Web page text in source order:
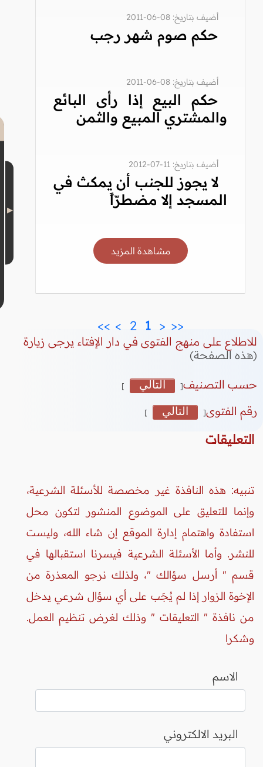
أضيف بتاريخ: 08-06-2011
حكم صوم شهر رجب
أضيف بتاريخ: 08-06-2011
حكم البيع إذا رأى البائع
والمشتري المبيع والثمن
أضيف بتاريخ: 11-07-2012
لا يجوز للجنب أن يمكث في
المسجد إلا مضطرّاً
مشاهدة المزيد
<<
<
1
2
>
>>
للاطلاع على منهج الفتوى في دار الإفتاء يرجى زيارة
(هذه الصفحة)
حسب التصنيف[ التالي ]
رقم الفتوى[ التالي ]
التعليقات
تنبيه: هذه النافذة غير مخصصة للأسئلة الشرعية،
وإنما للتعليق على الموضوع المنشور لتكون محل
استفادة واهتمام إدارة الموقع إن شاء الله، وليست
للنشر. وأما الأسئلة الشرعية فيسرنا استقبالها في
قسم " أرسل سؤالك "، ولذلك نرجو المعذرة من
الإخوة الزوار إذا لم يُجَب على أي سؤال شرعي يدخل
من نافذة " التعليقات " وذلك لغرض تنظيم العمل.
وشكرا
الاسم
البريد الالكتروني